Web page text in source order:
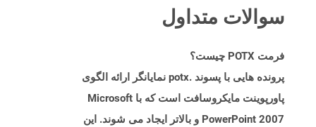
سوالات متداول
فرمت POTX چیست؟
پرونده هایی با پسوند .potx نمایانگر ارائه الگوی
پاورپوینت مایکروسافت است که با Microsoft
PowerPoint 2007 و بالاتر ایجاد می شوند. این